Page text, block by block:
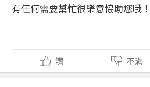
有任何需要幫忙很樂意協助您哦！
讚 不滿